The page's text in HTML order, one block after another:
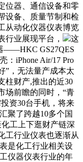
位器、通信设备和零
设备、质量节制和检
从动化仪器仪表博览
行业展现平台，
这
——HKC GS27QES
：iPhone Air/17 Pro
”，无法量产成本太
柱财产,推出的近30
场前瞻的同时，“青
资30台手机，将来
聚了跨越10多个国
工上下逛财产链深
工行业仪表也逐渐从
是化工行业相关设
仪器仪表行业的年